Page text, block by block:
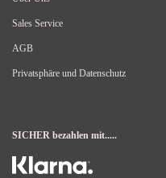
Sales Service
AGB
Privatsphäre und Datenschutz
SICHER bezahlen mit.....